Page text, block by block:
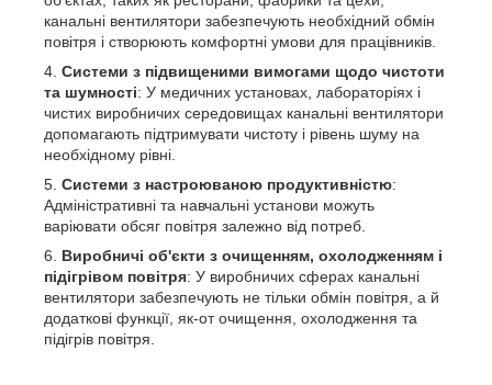
канальні вентилятори забезпечують необхідний обмін
повітря і створюють комфортні умови для працівників.
Системи з підвищеними вимогами щодо чистоти
та шумності: У медичних установах, лабораторіях і
чистих виробничих середовищах канальні вентилятори
допомагають підтримувати чистоту і рівень шуму на
необхідному рівні.
Системи з настроюваною продуктивністю:
Адміністративні та навчальні установи можуть
варіювати обсяг повітря залежно від потреб.
Виробничі об'єкти з очищенням, охолодженням і
підігрівом повітря: У виробничих сферах канальні
вентилятори забезпечують не тільки обмін повітря, а й
додаткові функції, як-от очищення, охолодження та
підігрів повітря.